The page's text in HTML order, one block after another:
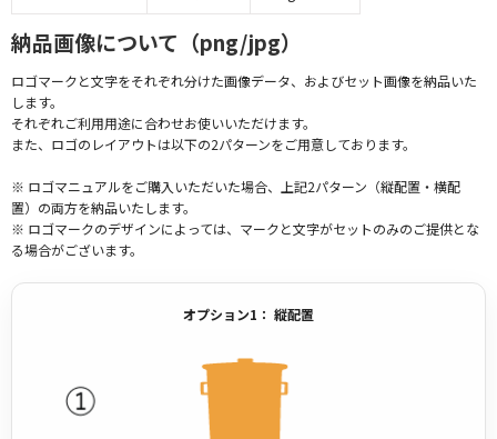
納品画像について（png/jpg）
ロゴマークと文字をそれぞれ分けた画像データ、およびセット画像を納品いた
します。
それぞれご利用用途に合わせお使いいただけます。
また、ロゴのレイアウトは以下の2パターンをご用意しております。
※ ロゴマニュアルをご購入いただいた場合、上記2パターン（縦配置・横配
置）の両方を納品いたします。
※ ロゴマークのデザインによっては、マークと文字がセットのみのご提供とな
る場合がございます。
オプション1： 縦配置